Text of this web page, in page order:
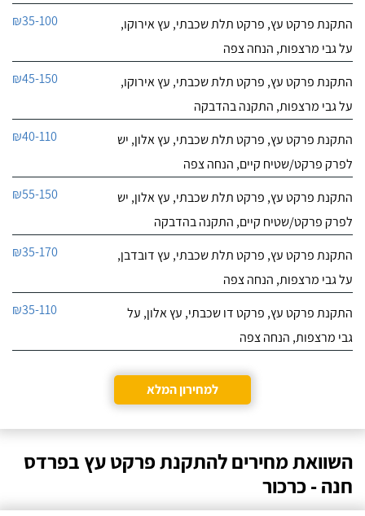
התקנת פרקט עץ, פרקט תלת שכבתי, עץ אירוקו,
על גבי מרצפות, הנחה צפה
₪35-100
התקנת פרקט עץ, פרקט תלת שכבתי, עץ אירוקו,
על גבי מרצפות, התקנה בהדבקה
₪45-150
התקנת פרקט עץ, פרקט תלת שכבתי, עץ אלון, יש
לפרק פרקט/שטיח קיים, הנחה צפה
₪40-110
התקנת פרקט עץ, פרקט תלת שכבתי, עץ אלון, יש
לפרק פרקט/שטיח קיים, התקנה בהדבקה
₪55-150
התקנת פרקט עץ, פרקט תלת שכבתי, עץ דובדבן,
על גבי מרצפות, הנחה צפה
₪35-170
התקנת פרקט עץ, פרקט דו שכבתי, עץ אלון, על
גבי מרצפות, הנחה צפה
₪35-110
למחירון המלא
השוואת מחירים להתקנת פרקט עץ בפרדס
חנה - כרכור